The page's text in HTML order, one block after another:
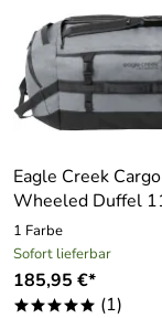
Eagle Creek
Wheeled Duffel
1 Farbe
Sofort lieferbar
185,95 €*
***** (1)